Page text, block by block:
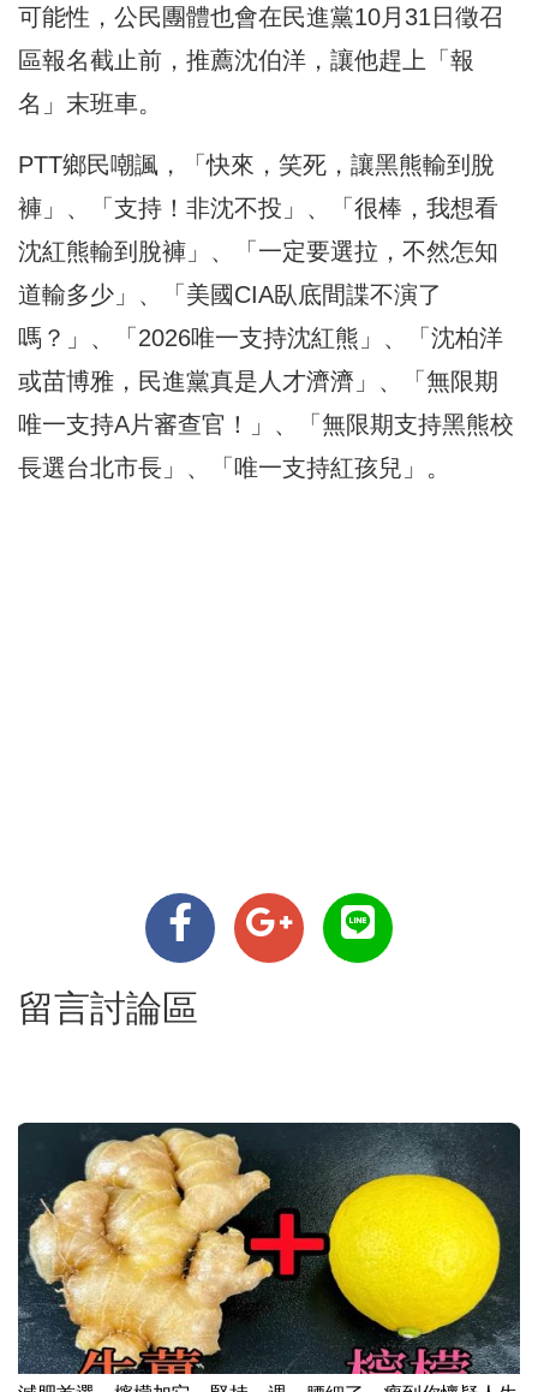
可能性，公民團體也會在民進黨10月31日徵召
區報名截止前，推薦沈伯洋，讓他趕上「報
名」末班車。
PTT鄉民嘲諷，「快來，笑死，讓黑熊輸到脫
褲」、「支持！非沈不投」、「很棒，我想看
沈紅熊輸到脫褲」、「一定要選拉，不然怎知
道輸多少」、「美國CIA臥底間諜不演了
嗎？」、「2026唯一支持沈紅熊」、「沈柏洋
或苗博雅，民進黨真是人才濟濟」、「無限期
唯一支持A片審查官！」、「無限期支持黑熊校
長選台北市長」、「唯一支持紅孩兒」。
留言討論區